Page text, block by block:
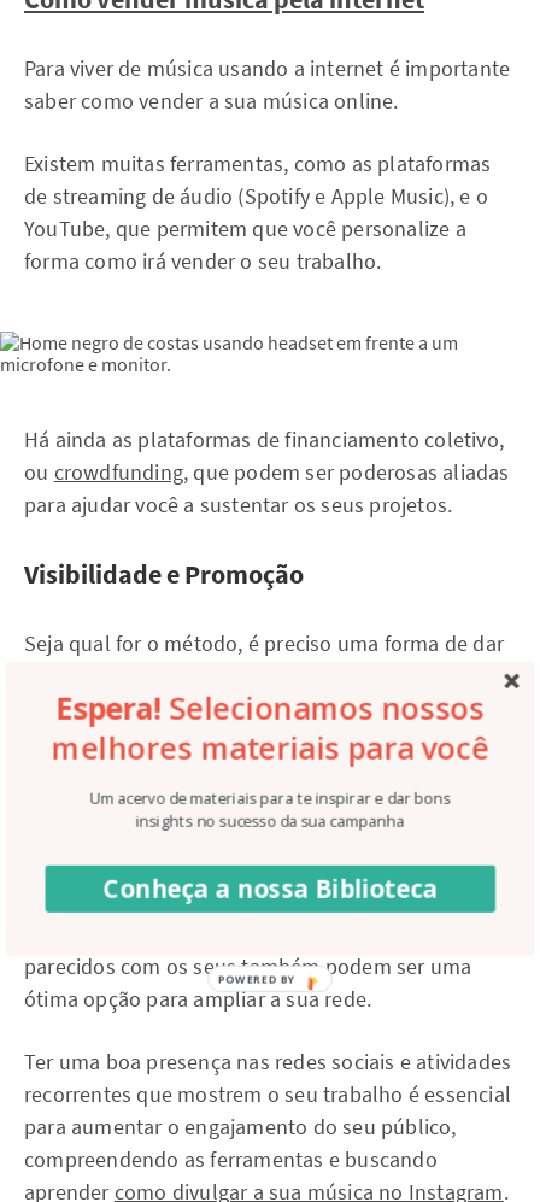
Para viver de música usando a internet é importante
saber como vender a sua música online.
Existem muitas ferramentas, como as plataformas
de streaming de áudio (Spotify e Apple Music), e o
YouTube, que permitem que você personalize a
forma como irá vender o seu trabalho.
Há ainda as plataformas de financiamento coletivo,
ou crowdfunding, que podem ser poderosas aliadas
para ajudar você a sustentar os seus projetos.
Visibilidade e Promoção
Seja qual for o método, é preciso uma forma de dar
isso online, mas você também pode realizar
pequenos shows no seu bairro, fazendo parcerias
com comércios locais ou até mesmo shows em
praças, isso ajuda a divulgar o seu trabalho para
quem está perto de você.
Parcerias com outros artistas que também buscam
parecidos com os seus também podem ser uma
ótima opção para ampliar a sua rede.
Ter uma boa presença nas redes sociais e atividades
recorrentes que mostrem o seu trabalho é essencial
para aumentar o engajamento do seu público,
compreendendo as ferramentas e buscando
aprendercomo divulgar a sua música no Instagram.
Espera! Selecionamos nossos
melhores materiais para você
Um acervo de materiais para te inspirar e dar bons
insights no sucesso da sua campanha
Conheça a nossa Biblioteca